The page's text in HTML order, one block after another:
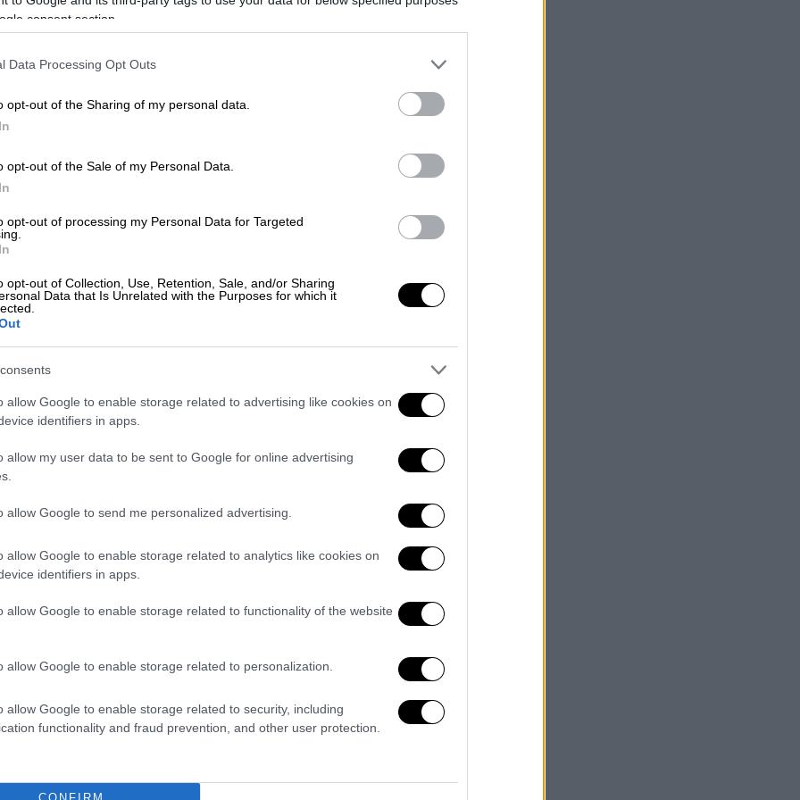
consent section.
Data Processing Opt Outs
opt-out of the Sharing of my personal data.
opt-out of the Sale of my Personal Data.
opt-out of processing my Personal Data for Targeted
opt-out of Collection, Use, Retention, Sale, and/or Sharing
Data that Is Unrelated with the Purposes for which it
allow Google to enable storage related to advertising like cookies on
identifiers in apps.
allow my user data to be sent to Google for online advertising
allow Google to send me personalized advertising.
allow Google to enable storage related to analytics like cookies on
identifiers in apps.
allow Google to enable storage related to functionality of the website
allow Google to enable storage related to personalization.
allow Google to enable storage related to security, including
functionality and fraud prevention, and other user protection.
χθεςΠολιτική Γραμματείατου κόμματος
ενδεχομένως για την Πέμπτη
και σύγκληση της Κεντρικής
Συμμαχία
με τους καλλιτέχνες
εν αναμονή της συνάντησης του
κυβέρνηση και προσωπικά από τον
να προχωρήσει σεΠράξη
την
έως τιςεκλογές. Άλλωστε ο
η προστασία της πρώτης κατοικίας και
είναι η πρώτη νομοθετική πράξη μίας
θα συγκροτήσει οΣΥΡΙΖΑ ΠΣ.
του πρωθυπουργού να
εκπροσώπους των καλλιτεχνών, δηλαδή
Διάταγμα που εξισώνει τα πτυχία
τον πανικό στον οποίο βρίσκεται η
υποτίμησε τη διάσταση του
η υποβάθμιση των καλλιτεχνών
διαπιστώνοντας ότι έβαλε
καίριο επαγγελματικό κλάδο, εξέλιξη που
πολιτικό κόστος.
χθες στη Βουλή και στονομοσχέδιογια τα
πρωθυπουργό να μην
αμέσως το επίμαχοΠροεδρικό
της πατρίδας κι όχι οι Πάτσηδες ή τα
στο καθεστωτικό πρυτανείο και
τη μεγαλύτερη ληστεία της